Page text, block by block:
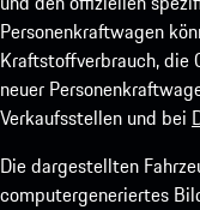
Personenkraftwagen
Kraftstoffverbrauch, die
neuer
Verkaufsstellen und bei
Die dargestellten
computergeneriertes